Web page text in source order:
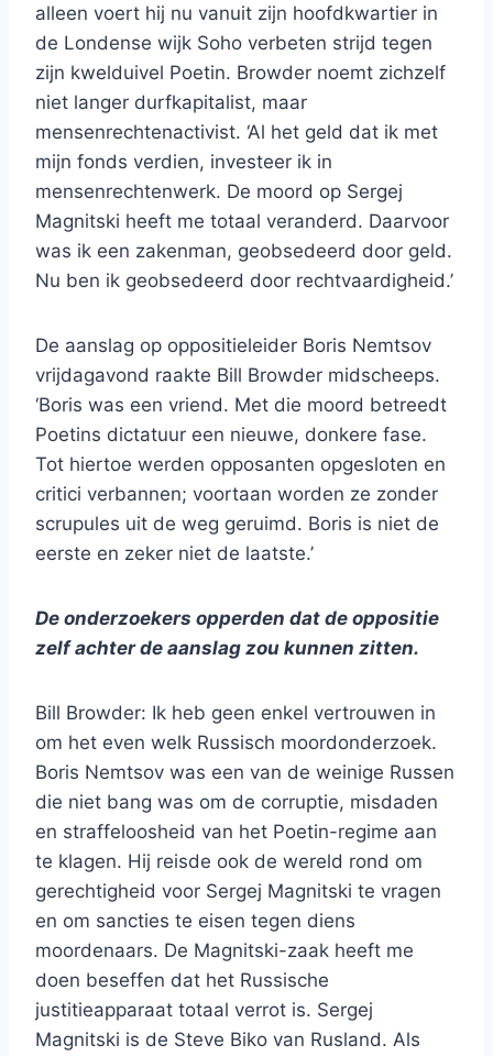
alleen voert hij nu vanuit zijn hoofdkwartier in
de Londense wijk Soho verbeten strijd tegen
zijn kwelduivel Poetin. Browder noemt zichzelf
niet langer durfkapitalist, maar
mensenrechtenactivist. ‘Al het geld dat ik met
mijn fonds verdien, investeer ik in
mensenrechtenwerk. De moord op Sergej
Magnitski heeft me totaal veranderd. Daarvoor
was ik een zakenman, geobsedeerd door geld.
Nu ben ik geobsedeerd door rechtvaardigheid.’
De aanslag op oppositieleider Boris Nemtsov
vrijdagavond raakte Bill Browder midscheeps.
‘Boris was een vriend. Met die moord betreedt
Poetins dictatuur een nieuwe, donkere fase.
Tot hiertoe werden opposanten opgesloten en
critici verbannen; voortaan worden ze zonder
scrupules uit de weg geruimd. Boris is niet de
eerste en zeker niet de laatste.’
De onderzoekers opperden dat de oppositie
zelf achter de aanslag zou kunnen zitten.
Bill Browder: Ik heb geen enkel vertrouwen in
om het even welk Russisch moordonderzoek.
Boris Nemtsov was een van de weinige Russen
die niet bang was om de corruptie, misdaden
en straffeloosheid van het Poetin-regime aan
te klagen. Hij reisde ook de wereld rond om
gerechtigheid voor Sergej Magnitski te vragen
en om sancties te eisen tegen diens
moordenaars. De Magnitski-zaak heeft me
doen beseffen dat het Russische
justitieapparaat totaal verrot is. Sergej
Magnitski is de Steve Biko van Rusland. Als